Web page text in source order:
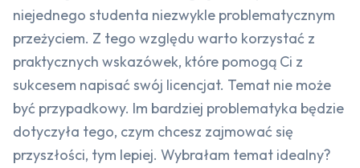
niejednego studenta niezwykle problematycznym
przeżyciem. Z tego względu warto korzystać z
praktycznych wskazówek, które pomogą Ci z
sukcesem napisać swój licencjat. Temat nie może
być przypadkowy. Im bardziej problematyka będzie
dotyczyła tego, czym chcesz zajmować się
przyszłości, tym lepiej. Wybrałam temat idealny?